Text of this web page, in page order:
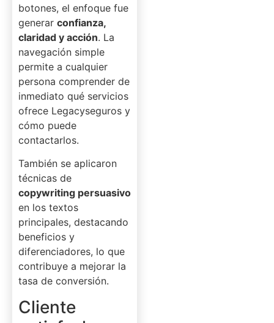
botones, el enfoque fue
generar confianza,
claridad y acción. La
navegación simple
permite a cualquier
persona comprender de
inmediato qué servicios
ofrece Legacyseguros y
cómo puede
contactarlos.
También se aplicaron
técnicas de
copywriting persuasivo
en los textos
principales, destacando
beneficios y
diferenciadores, lo que
contribuye a mejorar la
tasa de conversión.
Cliente